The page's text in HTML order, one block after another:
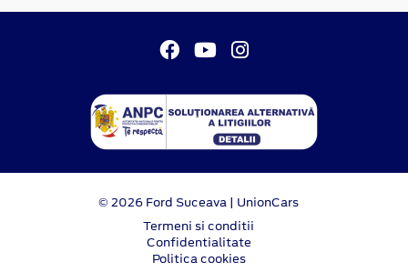
© 2026 Ford Suceava | UnionCars
Termeni si conditii
Confidentialitate
Politica cookies